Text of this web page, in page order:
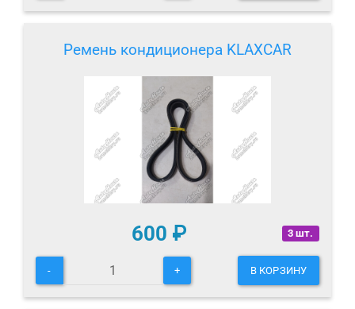
Ремень кондиционера KLAXCAR
3 шт.
600 ₽
- + В КОРЗИНУ